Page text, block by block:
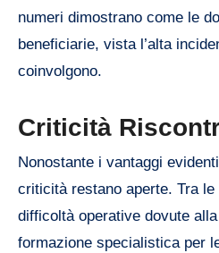
numeri dimostrano come le
beneficiarie, vista l’alta
coinvolgono.
Criticità
Nonostante i vantaggi
criticità restano aperte. Tra
difficoltà operative dovute
formazione specialistica per